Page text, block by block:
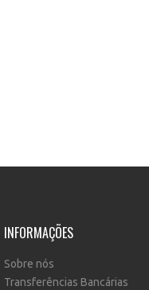
INFORMAÇÕES
Sobre nós
Transferências Bancárias